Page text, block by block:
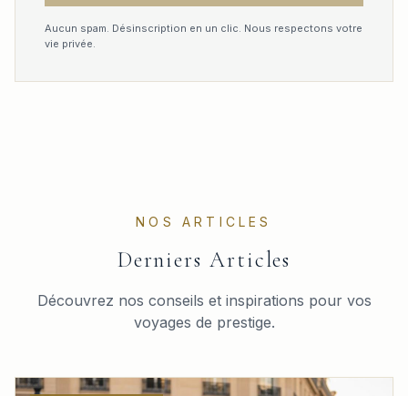
Aucun spam. Désinscription en un clic. Nous respectons votre
vie privée.
NOS ARTICLES
Derniers Articles
Découvrez nos conseils et inspirations pour vos
voyages de prestige.